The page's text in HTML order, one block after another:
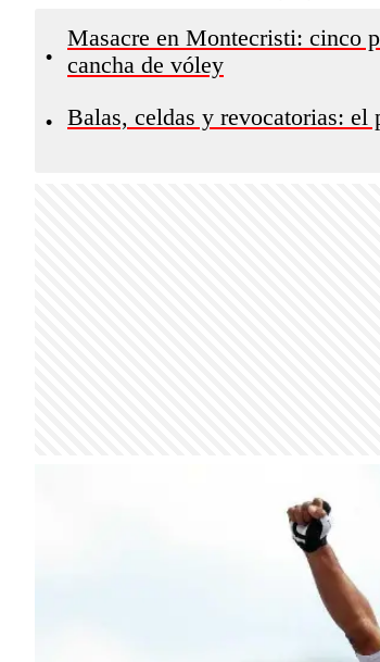
•
Masacre en Montecristi: cinco
cancha de vóley
• Balas, celdas y revocatorias: el